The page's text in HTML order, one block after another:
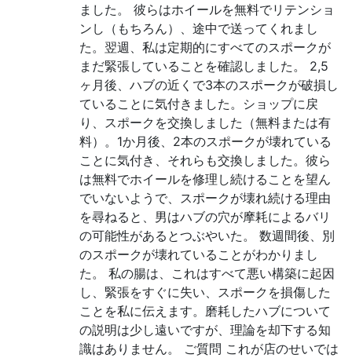
ました。 彼らはホイールを無料でリテンショ
ンし（もちろん）、途中で送ってくれまし
た。翌週、私は定期的にすべてのスポークが
まだ緊張していることを確認しました。 2,5
ヶ月後、ハブの近くで3本のスポークが破損し
ていることに気付きました。ショップに戻
り、スポークを交換しました（無料または有
料）。1か月後、2本のスポークが壊れている
ことに気付き、それらも交換しました。彼ら
は無料でホイールを修理し続けることを望ん
でいないようで、スポークが壊れ続ける理由
を尋ねると、男はハブの穴が摩耗によるバリ
の可能性があるとつぶやいた。 数週間後、別
のスポークが壊れていることがわかりまし
た。 私の腸は、これはすべて悪い構築に起因
し、緊張をすぐに失い、スポークを損傷した
ことを私に伝えます。磨耗したハブについて
の説明は少し遠いですが、理論を却下する知
識はありません。 ご質問 これが店のせいでは